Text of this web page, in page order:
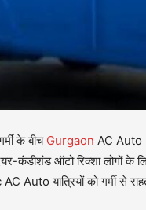
के बीच Gurgaon AC Auto
कंडीशंड ऑटो रिक्शा लोगों के
Auto यात्रियों को गर्मी से